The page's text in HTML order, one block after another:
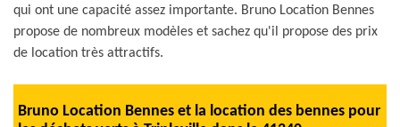
qui ont une capacité assez importante. Bruno Location Bennes
propose de nombreux modèles et sachez qu'il propose des prix
de location très attractifs.
Bruno Location Bennes et la location des bennes pour